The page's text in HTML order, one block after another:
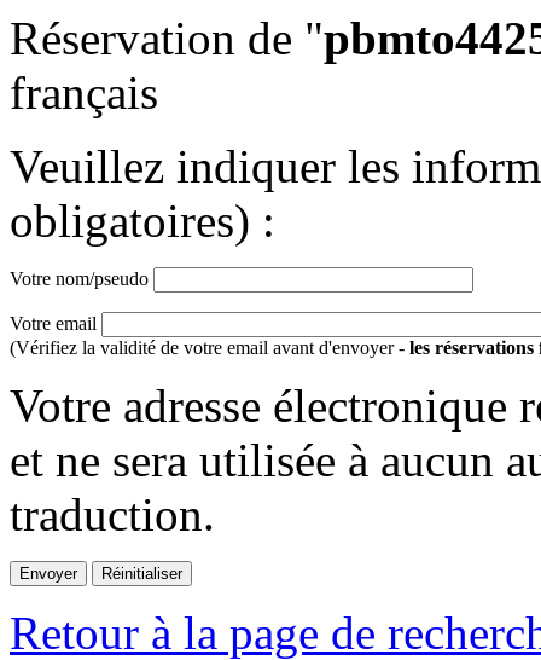
Réservation de "
français
Veuillez indiquer les
obligatoires) :
Votre nom/pseudo
Votre email
(Vérifiez la validité de votre email avant d'envoyer - les réservations
Votre adresse électronique
et ne sera utilisée à aucun
traduction.
Retour à la page de